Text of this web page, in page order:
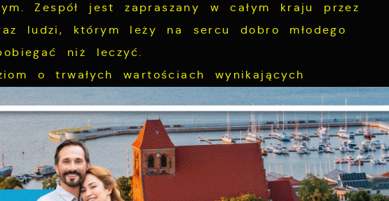
Zespół jest zapraszany w całym kraju przez
ludzi, którym leży na sercu dobro młodego
niż leczyć.
o trwałych wartościach wynikających
nawrócenia. Do tej pory odwiedzili kilkaset
pozytywnymi opiniami dyrektorów,
ją zapraszali.
Twoją prywatność. Możesz zmienić ustawienia
lub zaakceptować je wszystkie. W dowolnym
możesz dokonać zmiany swoich ustawień.